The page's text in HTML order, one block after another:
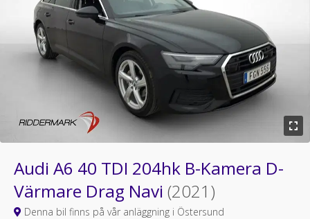
Audi A6 40 TDI 204hk B-Kamera D-
Värmare Drag Navi (2021)
Denna bil finns på vår anläggning i Östersund